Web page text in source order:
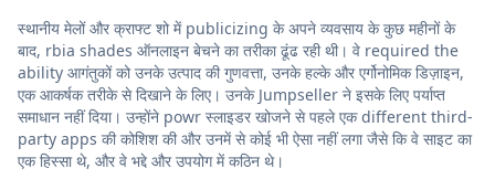
स्थानीय मेलों और क्राफ्ट शो में publicizing के अपने व्यवसाय के कुछ महीनों के
बाद, rbia shades ऑनलाइन बेचने का तरीका ढूंढ रही थी। वे required the
ability आगंतुकों को उनके उत्पाद की गुणवत्ता, उनके हल्के और एर्गोनोमिक डिज़ाइन,
एक आकर्षक तरीके से दिखाने के लिए। उनके Jumpseller ने इसके लिए पर्याप्त
समाधान नहीं दिया। उन्होंने powr स्लाइडर खोजने से पहले एक different third-
party apps की कोशिश की और उनमें से कोई भी ऐसा नहीं लगा जैसे कि वे साइट का
एक हिस्सा थे, और वे भद्दे और उपयोग में कठिन थे।